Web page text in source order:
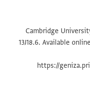
S.
סיידנא הגאון ירום
אלמצוה ועזמנא עלי
החבר נזר הח נט רחמ
تكبير و تدوير
Cambridge
13J18.6. Available
https://